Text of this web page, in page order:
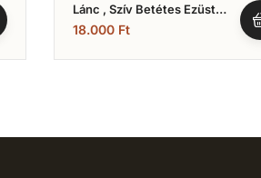
Lánc , Szív Betétes Ezüst
Modell (Nr.6)
18.000 Ft